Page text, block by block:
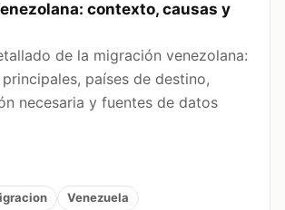
contexto, causas y
de la migración venezolana:
países de destino,
necesaria y fuentes de datos
Venezuela